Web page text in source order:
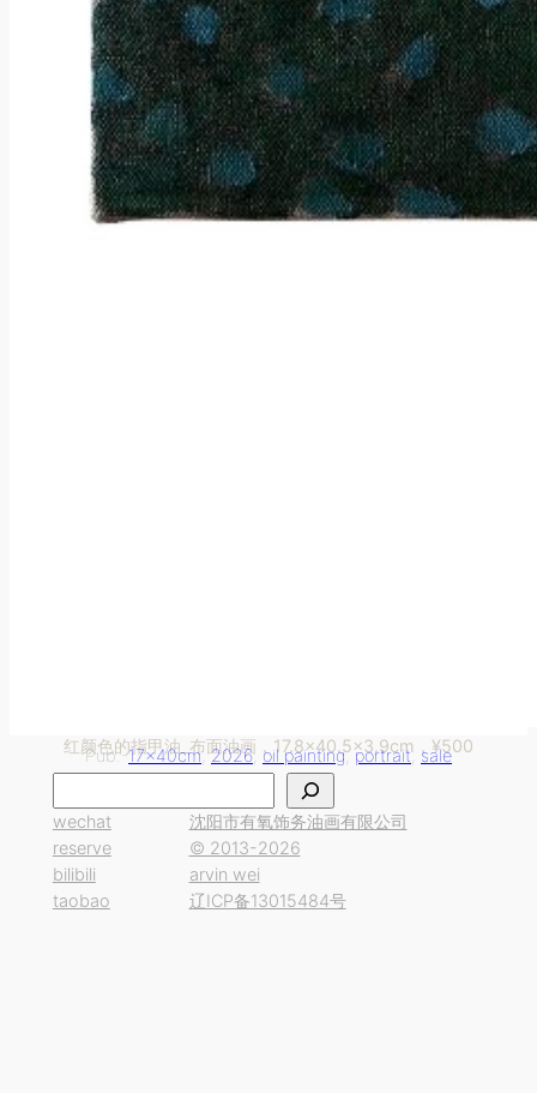
红颜色的指甲油_布面油画，17.8×40.5×3.9cm，¥500
Pub.-17x40cm, 2026, oil painting, portrait, sale
索
wechat
reserve
bilibili
taobao
沈阳市有氧饰务油画有限公司
© 2013-2026
arvin wei
辽ICP备13015484号